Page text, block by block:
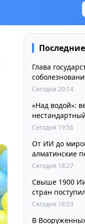
Глава
выдающегося
Сегодня 20:14
«Над водой»:
пробок и смога
Сегодня 19:56
От ИИ до
алматинские
изучении
Сегодня 18:27
Свыше 1900
стран
Сегодня 18:03
В